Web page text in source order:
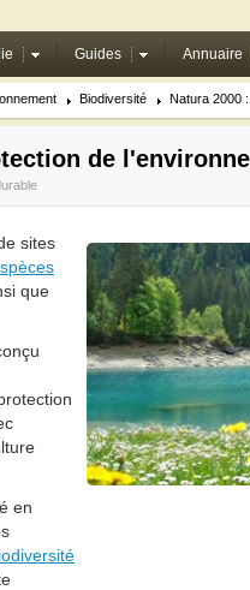
Guides Annuaire
Biodiversité Natura 2000
de
sites
que
en